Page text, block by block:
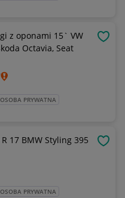
z oponami 15` VW
Octavia, Seat
PRYWATNA
17 BMW Styling 395
PRYWATNA